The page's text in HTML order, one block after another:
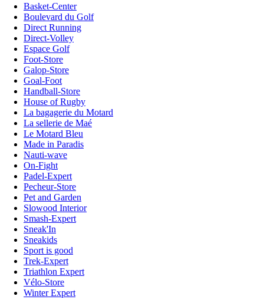
Basket-Center
Boulevard du Golf
Direct Running
Direct-Volley
Espace Golf
Foot-Store
Galop-Store
Goal-Foot
Handball-Store
House of Rugby
La bagagerie du Motard
La sellerie de Maé
Le Motard Bleu
Made in Paradis
Nauti-wave
On-Fight
Padel-Expert
Pecheur-Store
Pet and Garden
Slowood Interior
Smash-Expert
Sneak'In
Sneakids
Sport is good
Trek-Expert
Triathlon Expert
Vélo-Store
Winter Expert